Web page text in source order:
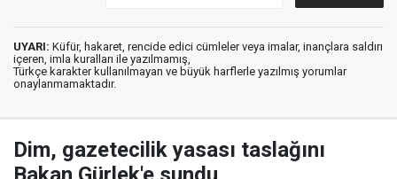
UYARI: Küfür, hakaret, rencide edici cümleler veya imalar, inançlara saldırı
içeren, imla kuralları ile yazılmamış,
Türkçe karakter kullanılmayan ve büyük harflerle yazılmış yorumlar
onaylanmamaktadır.
Dim, gazetecilik yasası taslağını